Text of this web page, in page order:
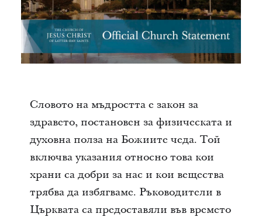
Словото на мъдростта е закон за
здравето, постановен за физическата и
духовна полза на Божиите чеда. Той
включва указания относно това кои
храни са добри за нас и кои вещества
трябва да избягваме. Ръководители в
Църквата са предоставяли във времето